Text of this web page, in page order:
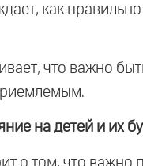
как
что важно
на детей и их
о том, что